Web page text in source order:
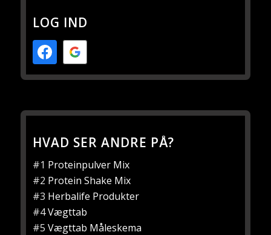
LOG IND
HVAD SER ANDRE PÅ?
#1 Proteinpulver Mix
#2 Protein Shake Mix
#3 Herbalife Produkter
#4Vægttab
#5Vægttab Måleskema